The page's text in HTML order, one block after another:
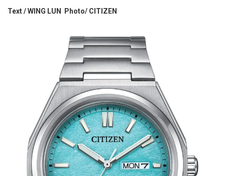
Text / WING LUN Photo/ CITIZEN